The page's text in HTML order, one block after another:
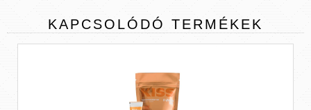
KAPCSOLÓDÓ TERMÉKEK